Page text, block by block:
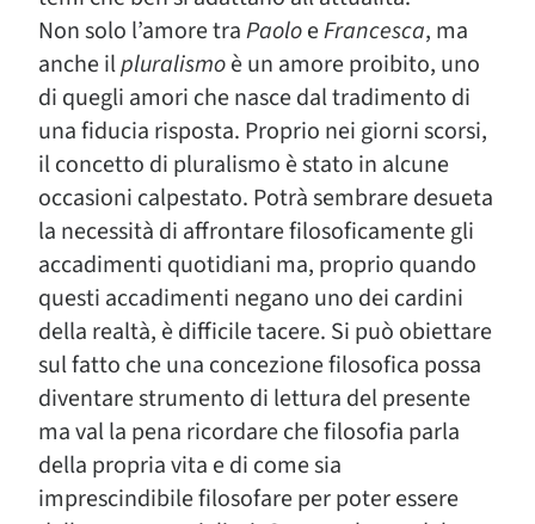
Non solo l’amore traPaoloeFrancesca, ma
anche ilpluralismoè un amore proibito, uno
di quegli amori che nasce dal tradimento di
una fiducia risposta. Proprio nei giorni scorsi,
il concetto di pluralismo è stato in alcune
occasioni calpestato. Potrà sembrare desueta
la necessità di affrontare filosoficamente gli
accadimenti quotidiani ma, proprio quando
questi accadimenti negano uno dei cardini
della realtà, è difficile tacere. Si può obiettare
sul fatto che una concezione filosofica possa
diventare strumento di lettura del presente
ma val la pena ricordare che filosofia parla
della propria vita e di come sia
imprescindibile filosofare per poter essere